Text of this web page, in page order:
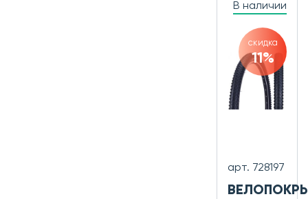
В наличии
скидка
11%
арт. 728197